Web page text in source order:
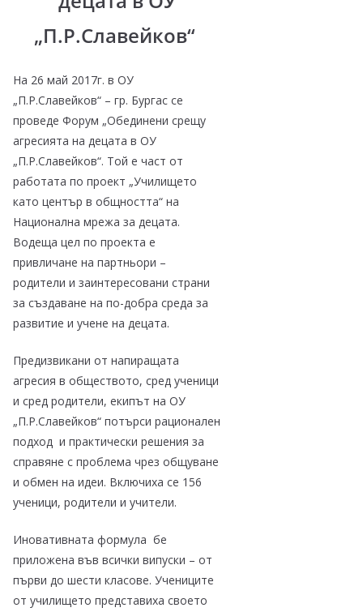
„П.Р.Славейков“
На 26 май 2017г. в ОУ
„П.Р.Славейков“ – гр. Бургас се
проведе Форум „Обединени срещу
агресията на децата в ОУ
„П.Р.Славейков“. Той е част от
работата по проект „Училището
като център в общността“ на
Национална мрежа за децата.
Водеща цел по проекта е
привличане на партньори –
родители и заинтересовани страни
за създаване на по-добра среда за
развитие и учене на децата.
Предизвикани от напиращата
агресия в обществото, сред ученици
и сред родители, екипът на ОУ
„П.Р.Славейков“ потърси рационален
подход и практически решения за
справяне с проблема чрез общуване
и обмен на идеи. Включиха се 156
ученици, родители и учители.
Иновативната формула бе
приложена във всички випуски – от
първи до шести класове. Учениците
от училището представиха своето